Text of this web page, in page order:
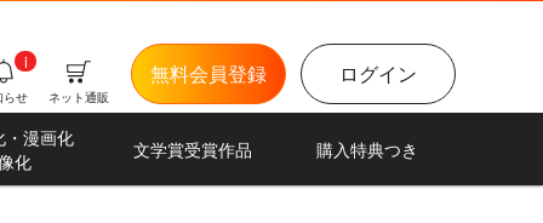
ログイン
無料会員登録
ネット通販
らせ
i
・漫画化
化
文学賞受賞作品 購入特典つき